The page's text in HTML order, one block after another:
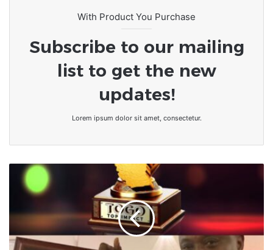
With Product You Purchase
Subscribe to our mailing
list to get the new
updates!
Lorem ipsum dolor sit amet, consectetur.
TOGO
IMPACT
la
fondation